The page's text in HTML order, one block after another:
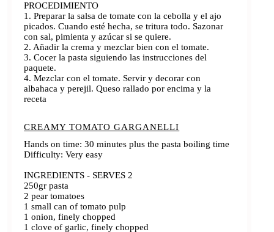
PROCEDIMIENTO
1. Preparar la salsa de tomate con la cebolla y el ajo
picados. Cuando esté hecha, se tritura todo. Sazonar
con sal, pimienta y azúcar si se quiere.
2. Añadir la crema y mezclar bien con el tomate.
3. Cocer la pasta siguiendo las instrucciones del
paquete.
4. Mezclar con el tomate. Servir y decorar con
albahaca y perejil. Queso rallado por encima y la
receta
CREAMY TOMATO GARGANELLI
Hands on time: 30 minutes plus the pasta boiling time
Difficulty: Very easy
INGREDIENTS - SERVES 2
250gr pasta
2 pear tomatoes
1 small can of tomato pulp
1 onion, finely chopped
1 clove of garlic, finely chopped